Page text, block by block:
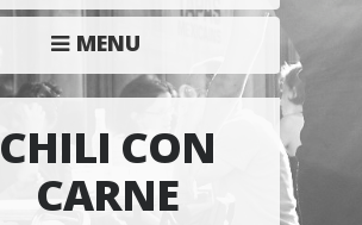
MENU
CHILI CON
CARNE